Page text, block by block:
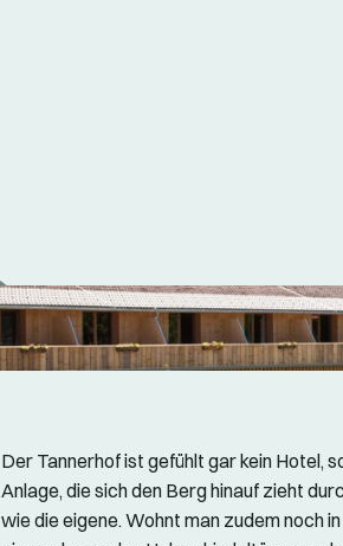
Der Tannerhof ist gefühlt gar kein Hotel,
Anlage, die sich den Berg hinauf zieht
wie die eigene. Wohnt man zudem noch